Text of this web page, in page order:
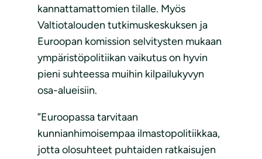
kannattamattomien tilalle. Myös
Valtiotalouden tutkimuskeskuksen ja
Euroopan komission selvitysten mukaan
ympäristöpolitiikan vaikutus on hyvin
pieni suhteessa muihin kilpailukyvyn
osa-alueisiin.
”Euroopassa tarvitaan
kunnianhimoisempaa ilmastopolitiikkaa,
jotta olosuhteet puhtaiden ratkaisujen